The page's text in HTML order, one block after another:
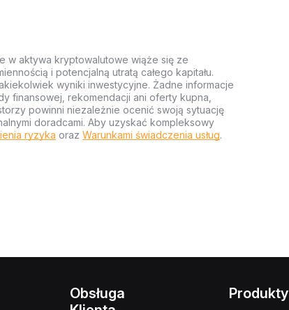
w aktywa kryptowalutowe wiąże się ze
i potencjalną utratą całego kapitału.
wyniki inwestycyjne. Żadne informacje
finansowej, rekomendacji ani oferty kupna,
powinni niezależnie ocenić swoją sytuację
doradcami. Aby uzyskać kompleksowy
ryzyka oraz Warunkami świadczenia usług.
Obsługa
Produkty